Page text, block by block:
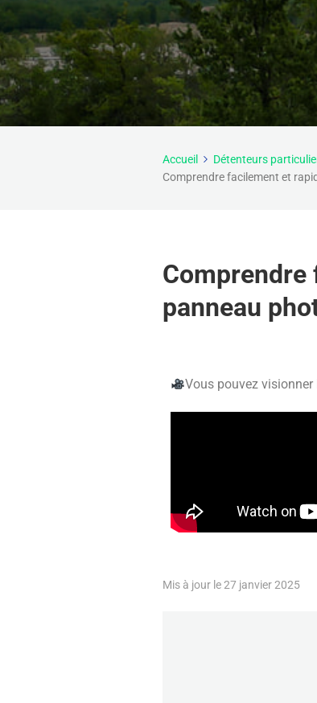
Accueil Détenteurs
Comprendre facilement et
Comprendre
panneau
Vous pouvez visionner
Mis à jour le 27 janvier 2025